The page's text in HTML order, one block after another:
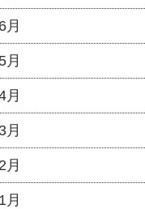
月
月
月
月
月
月